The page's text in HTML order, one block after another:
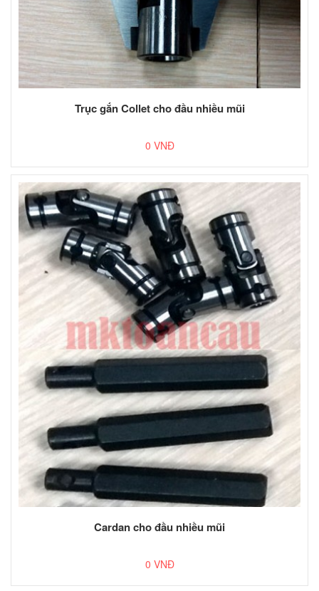
Trục gắn Collet cho đầu nhiều mũi
0 VNĐ
Cardan cho đầu nhiều mũi
0 VNĐ